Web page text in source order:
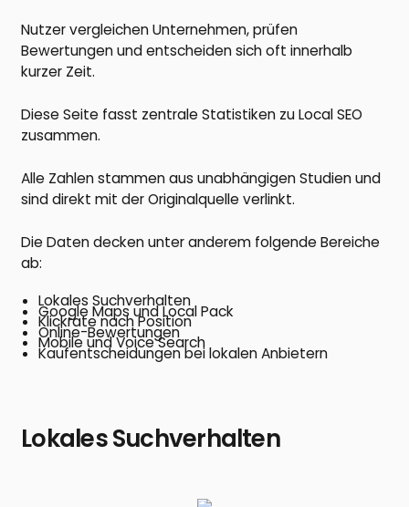
Nutzer vergleichen Unternehmen, prüfen
Bewertungen und entscheiden sich oft innerhalb
kurzer Zeit.
Diese Seite fasst zentrale Statistiken zu Local SEO
zusammen.
Alle Zahlen stammen aus unabhängigen Studien und
sind direkt mit der Originalquelle verlinkt.
Die Daten decken unter anderem folgende Bereiche
ab:
Lokales Suchverhalten
Google Maps und Local Pack
Klickrate nach Position
Online-Bewertungen
Mobile und Voice Search
Kaufentscheidungen bei lokalen Anbietern
Lokales Suchverhalten